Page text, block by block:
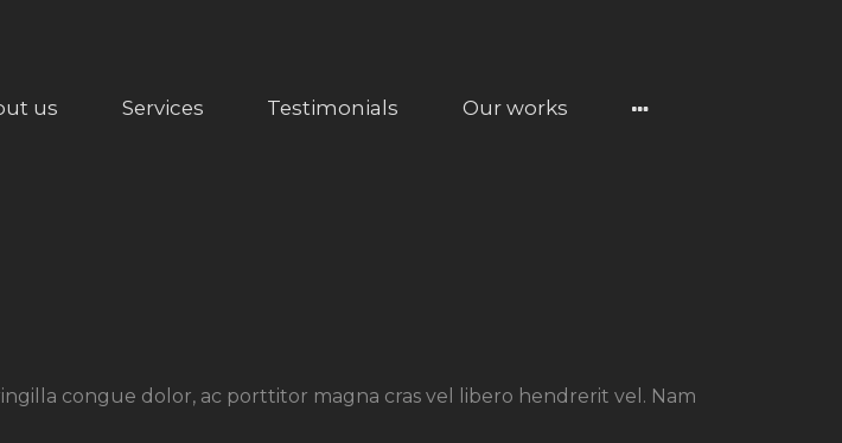
us Services Testimonials Our works
BARBERSHOP
congue dolor, ac porttitor magna cras vel libero hendrerit vel. Nam